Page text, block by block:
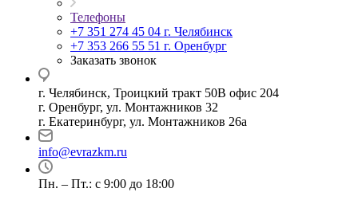
Телефоны
+7 351 274 45 04 г. Челябинск
+7 353 266 55 51 г. Оренбург
Заказать звонок
г. Челябинск, Троицкий тракт 50В офис 204
г. Оренбург, ул. Монтажников 32
г. Екатеринбург, ул. Монтажников 26а
info@evrazkm.ru
Пн. – Пт.: с 9:00 до 18:00